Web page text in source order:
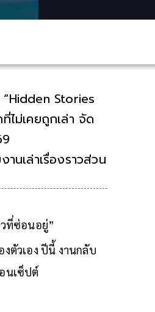
Stories
ไม่เคยถูกเล่า จัด
านเล่าเรื่องราวส่วน
วที่ซ่อนอยู่”
วเอง ปีนี้ งานกลับ